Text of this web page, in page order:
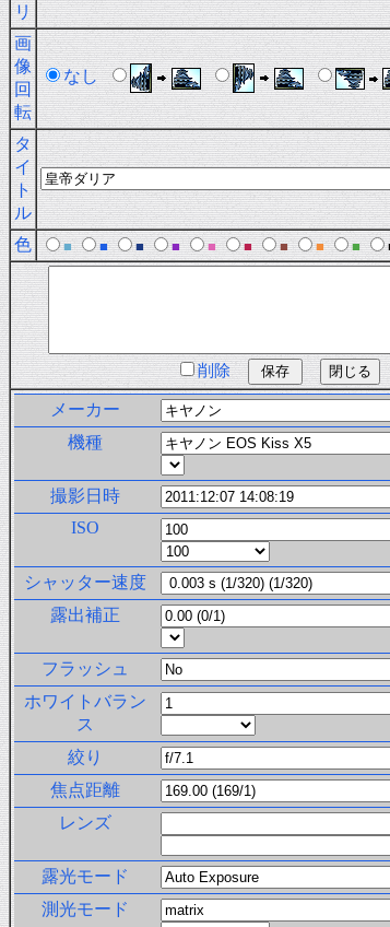
リ
画
像
回
転
なし
タ
イ
ト
ル
色
■ ■ ■ ■ ■ ■ ■ ■ ■
削除
メーカー
機種
撮影日時
ISO
シャッター速度
露出補正
フラッシュ
ホワイトバラン
ス
絞り
焦点距離
レンズ
露光モード
測光モード